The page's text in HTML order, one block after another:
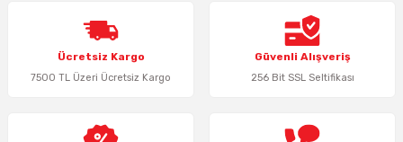
Ürün resmi kalitesiz, bozuk veya görüntülenemiyor.
Ürün açıklamasında eksik bilgiler bulunuyor.
Ürün bilgilerinde hatalar bulunuyor.
Bu ürüne benzer farklı alternatifler olmalı.
Ücretsiz Kargo
7500 TL Üzeri Ücretsiz Kargo
Güvenli Alışveriş
256 Bit SSL Seltifikası